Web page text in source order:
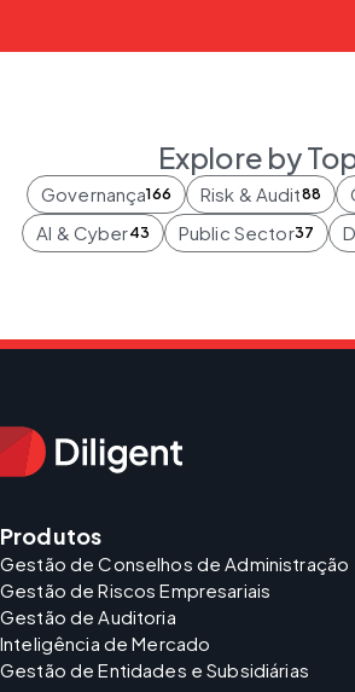
Explore by
Governança166 Risk & Audit88
AI & Cyber43 Public Sector37
Produtos
Gestão de Conselhos de Administração
Gestão de Riscos Empresariais
Gestão de Auditoria
Inteligência de Mercado
Gestão de Entidades e Subsidiárias